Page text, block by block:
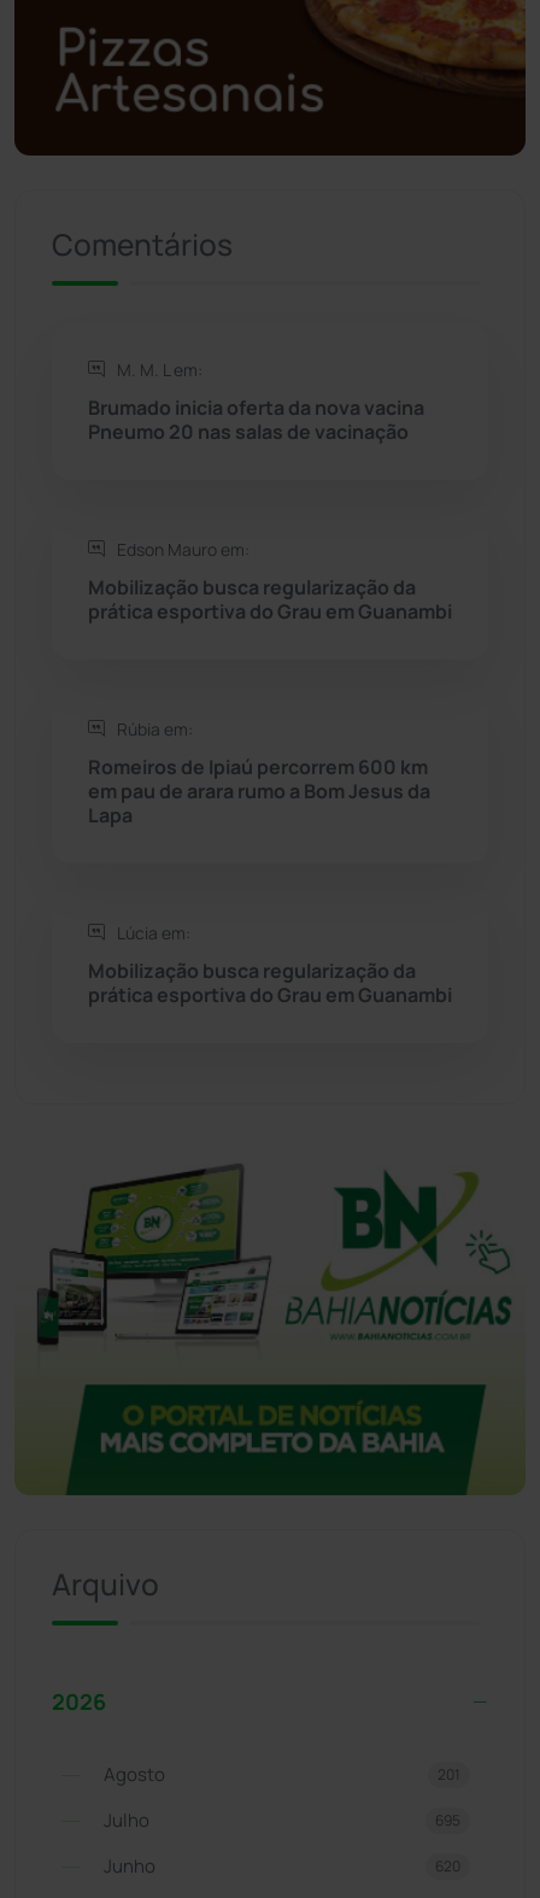
Polícia Militar (27)
Política (03)
Presidente Jânio Qu... (125)
Rio de Contas
Rio do Antônio
Rio do Pires
Seabra
Sebastião Laranjeiras (96)
Sudoeste Baiano
Tanhaçu
Comentários
M. M. L em:
Brumado inicia oferta da nova vacina
Pneumo 20 nas salas de vacinação
Edson Mauro em:
Mobilização busca regularização da
prática esportiva do Grau em Guanambi
Rúbia em:
Romeiros de Ipiaú percorrem 600 km
em pau de arara rumo a Bom Jesus da
Lapa
Lúcia em:
Mobilização busca regularização da
prática esportiva do Grau em Guanambi
Arquivo
2026
Agosto 201
Julho 695
Junho 620